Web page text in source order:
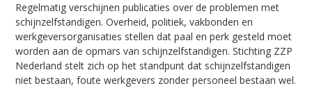
Regelmatig verschijnen publicaties over de problemen met
schijnzelfstandigen. Overheid, politiek, vakbonden en
werkgeversorganisaties stellen dat paal en perk gesteld moet
worden aan de opmars van schijnzelfstandigen. Stichting ZZP
Nederland stelt zich op het standpunt dat schijnzelfstandigen
niet bestaan, foute werkgevers zonder personeel bestaan wel.